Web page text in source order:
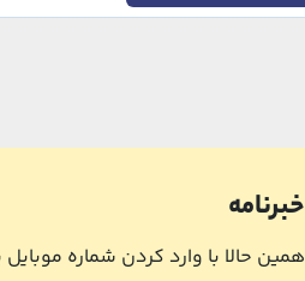
خبرنامه
همین حالا با وارد کردن شماره